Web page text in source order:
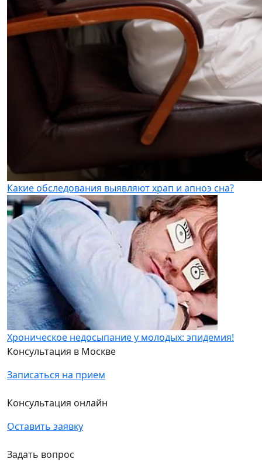
Какие обследования выявляют храп и апноэ сна?
Хроническое недосыпание у молодых: эпидемия!
Консультация в Москве
Записаться на прием
Консультация онлайн
Оставить заявку
Задать вопрос